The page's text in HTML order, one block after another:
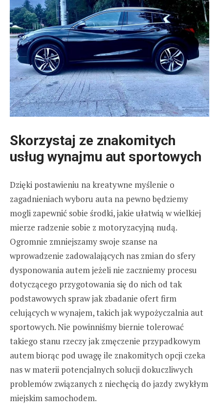
Skorzystaj ze znakomitych
usług wynajmu aut sportowych
Dzięki postawieniu na kreatywne myślenie o
zagadnieniach wyboru auta na pewno będziemy
mogli zapewnić sobie środki, jakie ułatwią w wielkiej
mierze radzenie sobie z motoryzacyjną nudą.
Ogromnie zmniejszamy swoje szanse na
wprowadzenie zadowalających nas zmian do sfery
dysponowania autem jeżeli nie zaczniemy procesu
dotyczącego przygotowania się do nich od tak
podstawowych spraw jak zbadanie ofert firm
celujących w wynajem, takich jak wypożyczalnia aut
sportowych. Nie powinniśmy biernie tolerować
takiego stanu rzeczy jak zmęczenie przypadkowym
autem biorąc pod uwagę ile znakomitych opcji czeka
nas w materii potencjalnych solucji dokuczliwych
problemów związanych z niechęcią do jazdy zwykłym
miejskim samochodem.